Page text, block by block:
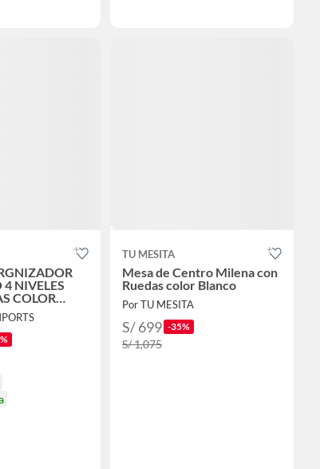
4 NIVELES
COLOR
TU MESITA
Mesa de Centro Milena con
Ruedas color Blanco
Por TU MESITA
S/ 699 -35%
S/ 1,075